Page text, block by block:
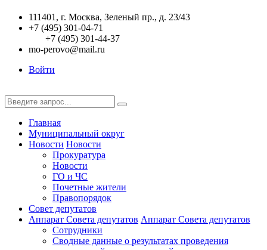
111401, г. Москва, Зеленый пр., д. 23/43
+7 (495) 301-04-71
+7 (495) 301-44-37
mo-perovo@mail.ru
Войти
Главная
Муниципальный округ
Новости Новости
Прокуратура
Новости
ГО и ЧС
Почетные жители
Правопорядок
Совет депутатов
Аппарат Совета депутатов Аппарат Совета депутатов
Сотрудники
Сводные данные о результатах проведения